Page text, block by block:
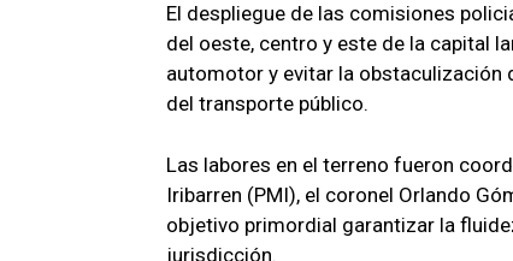
El despliegue de las comisiones
del oeste, centro y este de la capital
automotor y evitar la obstaculización
del transporte público.
Las labores en el terreno fueron
Iribarren (PMI), el coronel Orlando
objetivo primordial garantizar la
jurisdicción.